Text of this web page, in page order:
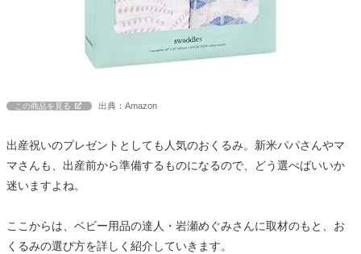
この商品を見る 出典：Amazon
出産祝いのプレゼントとしても人気のおくるみ。新米パパさんやマ
マさんも、出産前から準備するものになるので、どう選べばいいか
迷いますよね。
ここからは、ベビー用品の達人・岩瀬めぐみさんに取材のもと、お
くるみの選び方を詳しく紹介していきます。